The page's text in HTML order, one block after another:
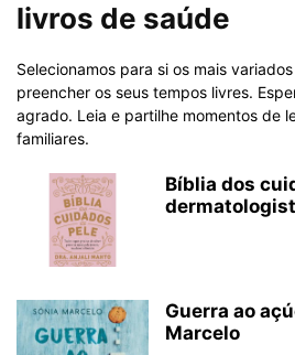
livros de saúde
Selecionamos para si os mais
preencher os seus tempos livres.
agrado. Leia e partilhe momentos de
familiares.
Bíblia dos
Guerra ao
Marcelo